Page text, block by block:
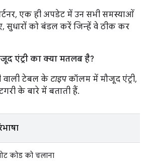
एक ही अपडेट में उन सभी समस्याओं
सुधारों को बंडल करें जिन्हें वे ठीक कर
एंट्री का क्या मतलब है?
वाली टेबल के टाइपकॉलम में मौजूद एंट्री,
के बारे में बताती हैं.
कोड को चलाना